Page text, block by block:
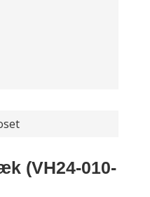
(VH24-010-